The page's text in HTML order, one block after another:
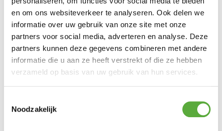
en om ons websiteverkeer te analyseren. Ook delen we
informatie over uw gebruik van onze site met onze
partners voor social media, adverteren en analyse. Deze
partners kunnen deze gegevens combineren met andere
informatie die u aan ze heeft verstrekt of die ze hebben
verzameld op basis van uw gebruik van hun services.
Noodzakelijk